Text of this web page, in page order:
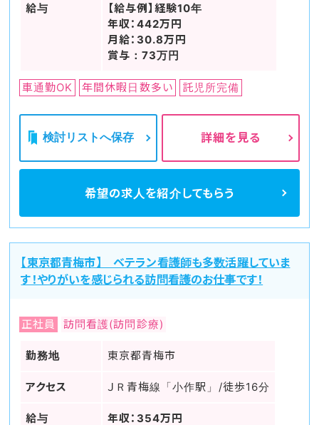
給与
【給与例】経験10年
年収：442万円
月給：30.8万円
賞与：73万円
車通勤OK 年間休暇日数多い 託児所完備
検討リストへ保存 詳細を見る
希望の求人を紹介してもらう
【東京都青梅市】 ベテラン看護師も多数活躍していま
す！やりがいを感じられる訪問看護のお仕事です！
正社員 訪問看護(訪問診療)
勤務地 東京都青梅市
アクセス ＪＲ青梅線「小作駅」/徒歩16分
給与 年収：354万円